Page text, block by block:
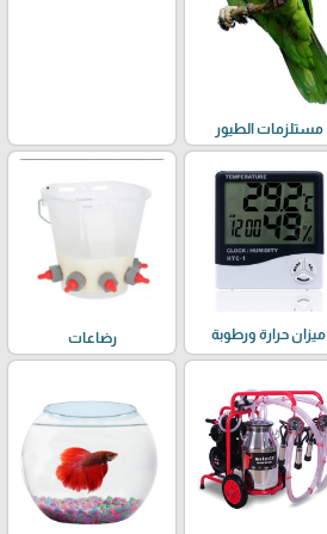
مستلزمات الطيور
ميزان حرارة ورطوبة رضاعات